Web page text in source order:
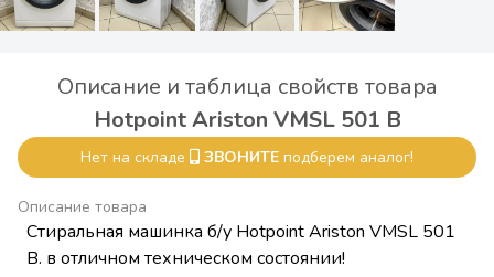
Описание и таблица свойств товара
Hotpoint Ariston VMSL 501 B
Нет на складе ЗВОНИТЕ подберем аналог!
Описание товара
Стиральная машинка б/у Hotpoint Ariston VMSL 501
B. в отличном техническом состоянии!